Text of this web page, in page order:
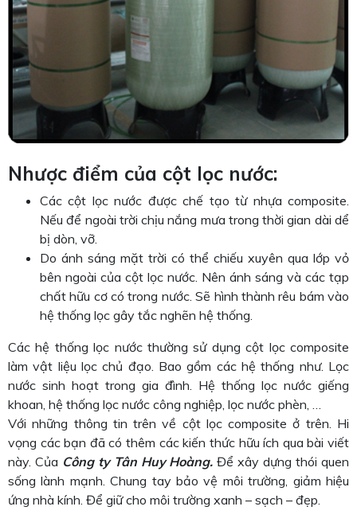
Nhược điểm của cột lọc nước:
Các cột lọc nước được chế tạo từ nhựa composite.
Nếu để ngoài trời chịu nắng mưa trong thời gian dài dể
bị dòn, vỡ.
Do ánh sáng mặt trời có thể chiếu xuyên qua lớp vỏ
bên ngoài của cột lọc nước. Nên ánh sáng và các tạp
chất hữu cơ có trong nước. Sẽ hình thành rêu bám vào
hệ thống lọc gây tắc nghẽn hệ thống.
Các hệ thống lọc nước thường sử dụng cột lọc composite
làm vật liệu lọc chủ đạo. Bao gồm các hệ thống như. Lọc
nước sinh hoạt trong gia đình. Hệ thống lọc nước giếng
khoan, hệ thống lọc nước công nghiệp, lọc nước phèn, …
Với những thông tin trên về cột lọc composite ở trên. Hi
vọng các bạn đã có thêm các kiến thức hữu ích qua bài viết
này. Của Công ty Tân Huy Hoàng.Để xây dựng thói quen
sống lành mạnh. Chung tay bảo vệ môi trường, giảm hiệu
ứng nhà kính. Để giữ cho môi trường xanh – sạch – đẹp.